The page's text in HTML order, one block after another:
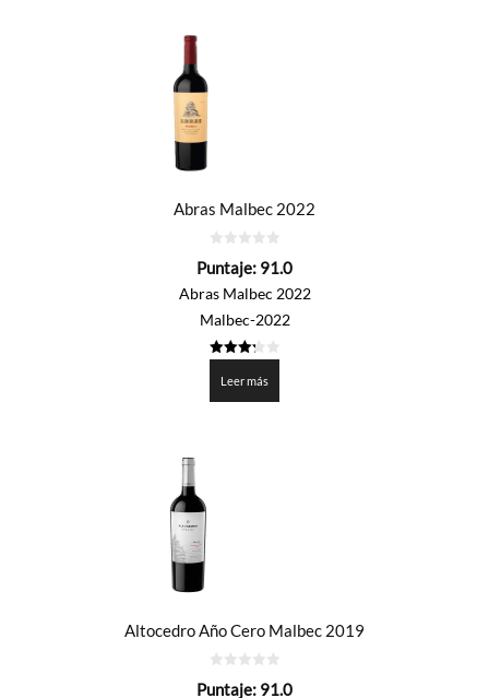
Abras Malbec 2022
de
Puntaje: 91.0
Abras Malbec 2022
Malbec-2022
de 5
Leer más
Altocedro Año Cero Malbec 2019
de
Puntaje: 91.0